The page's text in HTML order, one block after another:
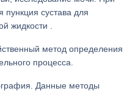
пункция сустава для
жидкости .
метод определения
процесса.
Данные методы